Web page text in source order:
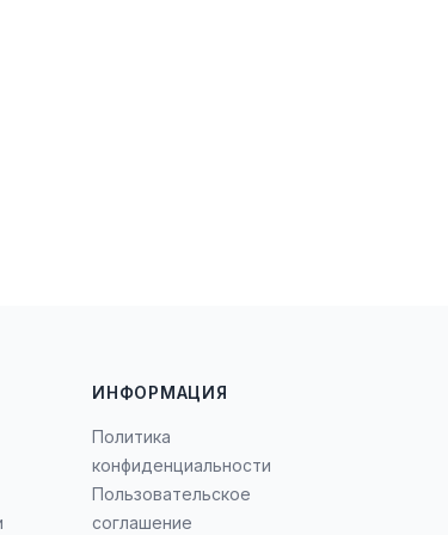
ИНФОРМАЦИЯ
Политика
конфиденциальности
Пользовательское
соглашение